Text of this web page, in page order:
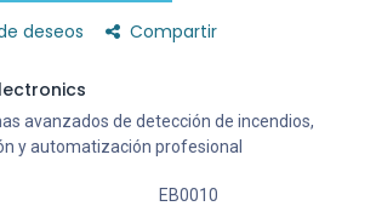
deseos Compartir
avanzados de detección de incendios,
y automatización profesional
EB0010